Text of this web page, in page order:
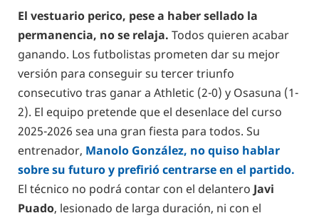
El vestuario perico, pese a haber sellado la
permanencia, no se relaja. Todos quieren acabar
ganando. Los futbolistas prometen dar su mejor
versión para conseguir su tercer triunfo
consecutivo tras ganar a Athletic (2-0) y Osasuna (1-
2). El equipo pretende que el desenlace del curso
2025-2026 sea una gran fiesta para todos. Su
entrenador, Manolo González, no quiso hablar
sobre su futuro y prefirió centrarse en el partido.
El técnico no podrá contar con el delantero Javi
Puado, lesionado de larga duración, ni con el